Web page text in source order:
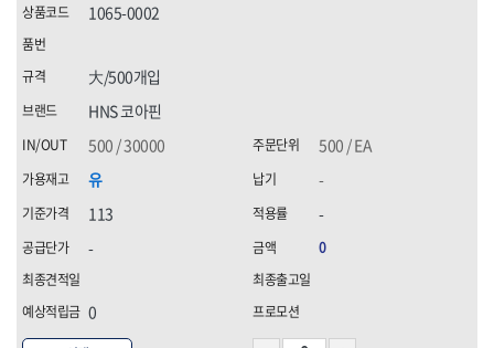
1065-0002
HNS 코아핀
500 / EA
유
113
-
0
大/500개입
500 / 30000
-
-
0